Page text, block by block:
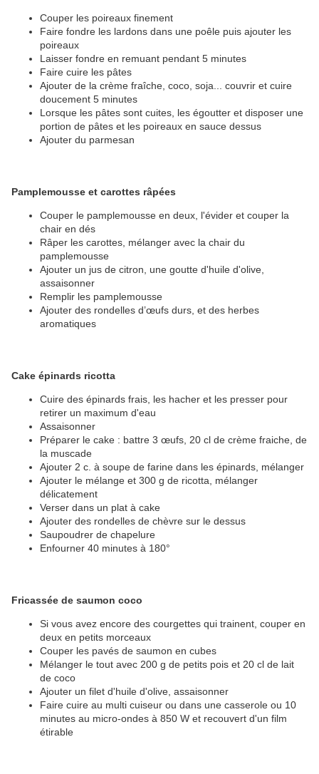
Couper les poireaux finement
Faire fondre les lardons dans une poêle puis ajouter les
poireaux
Laisser fondre en remuant pendant 5 minutes
Faire cuire les pâtes
Ajouter de la crème fraîche, coco, soja... couvrir et cuire
doucement 5 minutes
Lorsque les pâtes sont cuites, les égoutter et disposer une
portion de pâtes et les poireaux en sauce dessus
Ajouter du parmesan
Pamplemousse et carottes râpées
Couper le pamplemousse en deux, l'évider et couper la
chair en dés
Râper les carottes, mélanger avec la chair du
pamplemousse
Ajouter un jus de citron, une goutte d'huile d'olive,
assaisonner
Remplir les pamplemousse
Ajouter des rondelles d’œufs durs, et des herbes
aromatiques
Cake épinards ricotta
Cuire des épinards frais, les hacher et les presser pour
retirer un maximum d'eau
Assaisonner
Préparer le cake : battre 3 œufs, 20 cl de crème fraiche, de
la muscade
Ajouter 2 c. à soupe de farine dans les épinards, mélanger
Ajouter le mélange et 300 g de ricotta, mélanger
délicatement
Verser dans un plat à cake
Ajouter des rondelles de chèvre sur le dessus
Saupoudrer de chapelure
Enfourner 40 minutes à 180°
Fricassée de saumon coco
Si vous avez encore des courgettes qui trainent, couper en
deux en petits morceaux
Couper les pavés de saumon en cubes
Mélanger le tout avec 200 g de petits pois et 20 cl de lait
de coco
Ajouter un filet d'huile d'olive, assaisonner
Faire cuire au multi cuiseur ou dans une casserole ou 10
minutes au micro-ondes à 850 W et recouvert d'un film
étirable